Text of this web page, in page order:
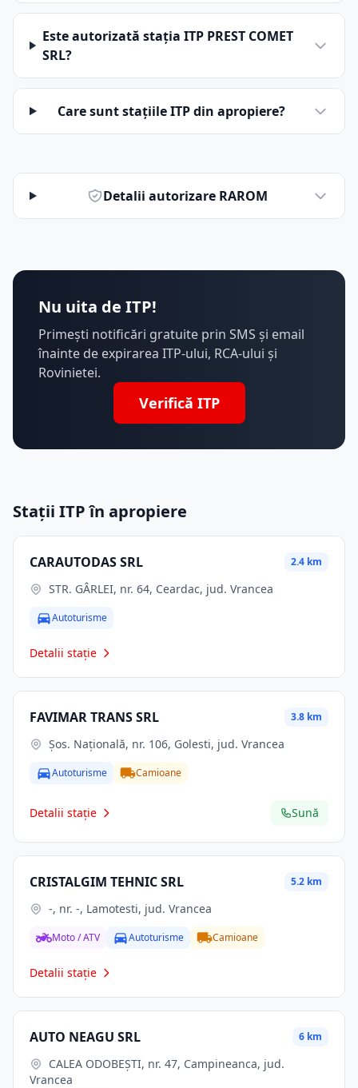
Este autorizată stația ITP PREST COMET
SRL?
Care sunt stațiile ITP din apropiere?
Detalii autorizare RAROM
Nu uita de ITP!
Primești notificări gratuite prin SMS și email
înainte de expirarea ITP-ului, RCA-ului și
Rovinietei.
Verifică ITP
Stații ITP în apropiere
CARAUTODAS SRL 2.4 km
STR. GÂRLEI, nr. 64, Ceardac, jud. Vrancea
Autoturisme
Detalii stație
FAVIMAR TRANS SRL 3.8 km
Şos. Naţională, nr. 106, Golesti, jud. Vrancea
Autoturisme Camioane
Detalii stație Sună
CRISTALGIM TEHNIC SRL 5.2 km
-, nr. -, Lamotesti, jud. Vrancea
Moto / ATV Autoturisme Camioane
Detalii stație
AUTO NEAGU SRL 6 km
Vrancea